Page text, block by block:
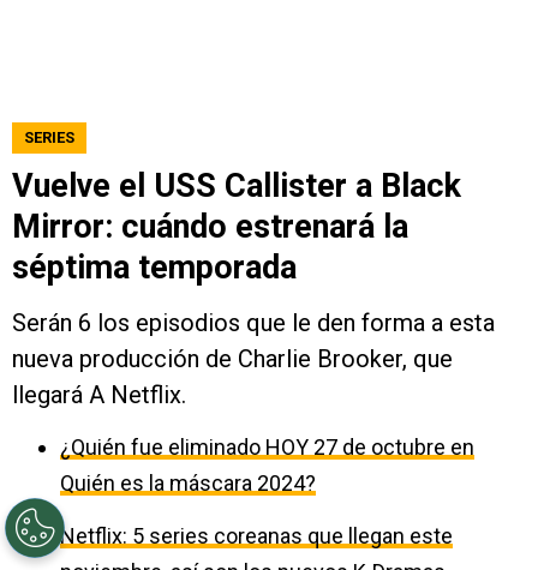
SERIES
Vuelve el USS Callister a Black
Mirror: cuándo estrenará la
séptima temporada
Serán 6 los episodios que le den forma a esta
nueva producción de Charlie Brooker, que
llegará A Netflix.
¿Quién fue eliminado HOY 27 de octubre en
Quién es la máscara 2024?
Netflix: 5 series coreanas que llegan este